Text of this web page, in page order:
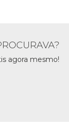
agora mesmo!